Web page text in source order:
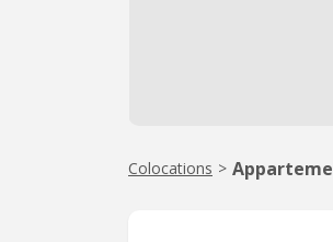
Colocations >